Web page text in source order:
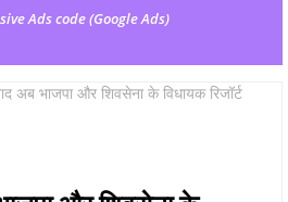
Ads code (Google Ads)
अब भाजपा और शिवसेना के विधायक रिजॉर्ट